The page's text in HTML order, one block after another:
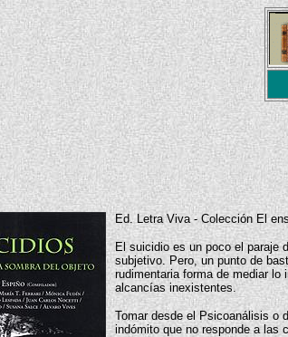
Ed. Letra Viva - Colección El
El suicidio es un poco el paraje
subjetivo. Pero, un punto de
rudimentaria forma de mediar lo
alcancías inexistentes.
Tomar desde el Psicoanálisis o
indómito que no responde a las